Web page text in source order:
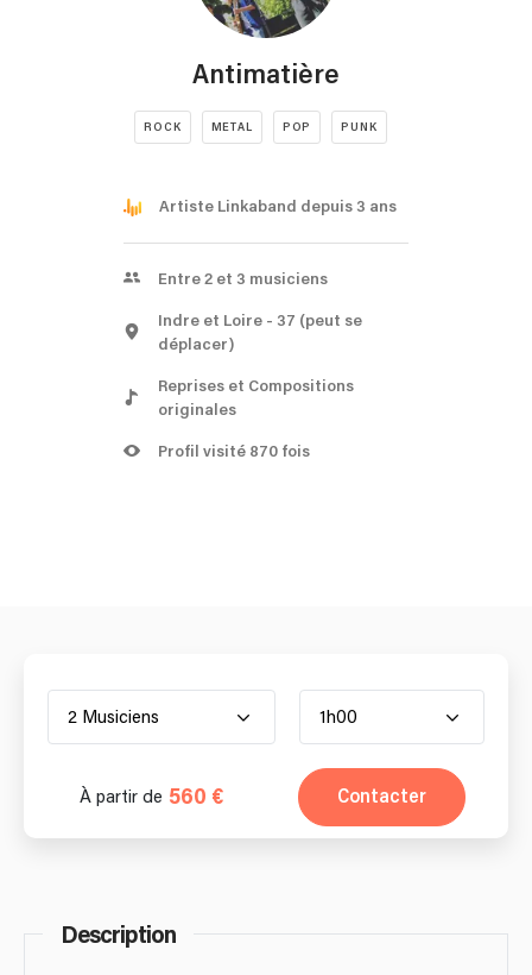
Antimatière
ROCK METAL POP PUNK
Artiste Linkaband depuis 3 ans
Entre 2 et 3 musiciens
Indre et Loire - 37 (peut se
déplacer)
Reprises et Compositions
originales
Profil visité 870 fois
2 Musiciens 1h00
À partir de 560 € Contacter
Description